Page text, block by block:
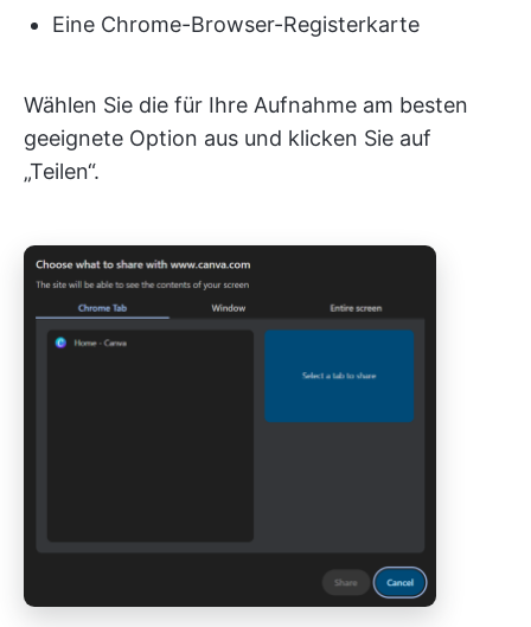
Eine Chrome-Browser-Registerkarte
Wählen Sie die für Ihre Aufnahme am besten
geeignete Option aus und klicken Sie auf
„Teilen“.